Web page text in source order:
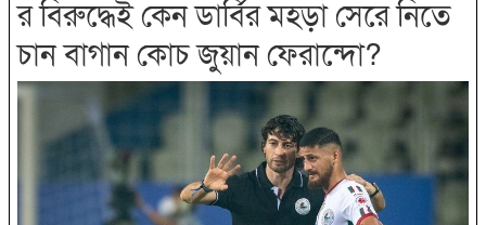
র বিরুদ্ধেই কেন ডার্বির মহড়া সেরে নিতে
চান বাগান কোচ জুয়ান ফেরান্দো?‌